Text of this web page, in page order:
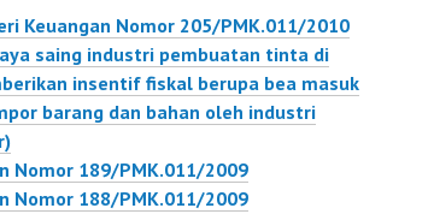
Keuangan Nomor 205/PMK.011/2010
saing industri pembuatan tinta di
insentif fiskal berupa bea masuk
barang dan bahan oleh industri
Nomor 189/PMK.011/2009
Nomor 188/PMK.011/2009